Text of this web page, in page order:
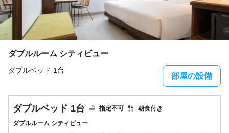
ダブルルーム シティビュー
ダブルベッド 1台
部屋の設備
ダブルルーム シティビュー
指定不可 朝食付き
ダブルベッド 1台